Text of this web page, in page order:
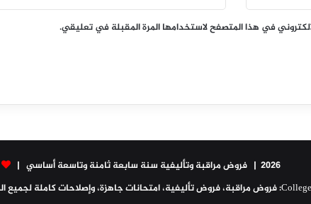
في هذا المتصفح لاستخدامها المرة المقبلة في تعليقي.
2026 | فروض مراقبة وتأليفية سنة سابعة ثامنة وتاسعة أساسي |